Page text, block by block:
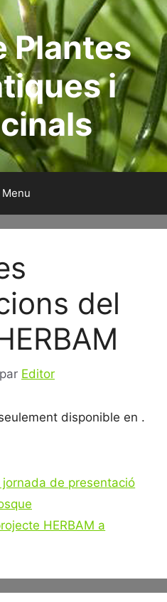
Plantes
i
Menu
del
par Editor
disponible en .
de presentació
HERBAM a